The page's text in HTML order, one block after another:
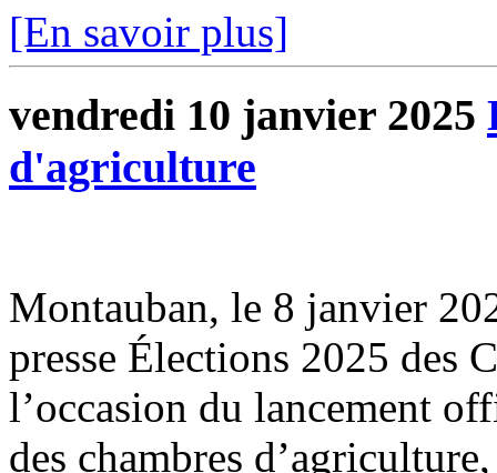
[En savoir plus]
vendredi 10 janvier 2025
d'agriculture
Montauban, le 8 janvier
presse Élections 2025 des
l’occasion du lancement
des chambres